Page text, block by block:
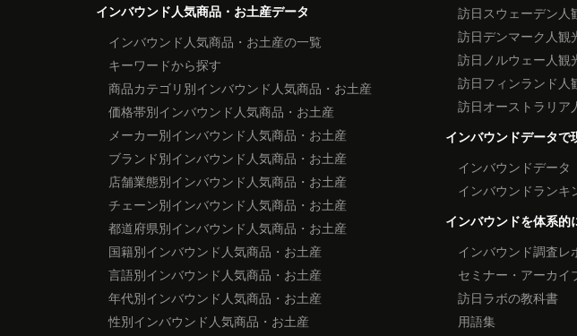
インバウンド人気商品・お土産データ
インバウンド人気商品・お土産の一覧
キーワードから探す
商品カテゴリ別インバウンド人気商品・お土産
価格帯別インバウンド人気商品・お土産
メーカー別インバウンド人気商品・お土産
ブランド別インバウンド人気商品・お土産
店舗業態別インバウンド人気商品・お土産
チェーン別インバウンド人気商品・お土産
都道府県別インバウンド人気商品・お土産
国籍別インバウンド人気商品・お土産
言語別インバウンド人気商品・お土産
年代別インバウンド人気商品・お土産
性別インバウンド人気商品・お土産
訪日スウェーデン人
訪日デンマーク人観
訪日ノルウェー人観
訪日フィンランド人
訪日オーストラリア
インバウンドデータで
インバウンドデータ
インバウンドランキ
インバウンドを体系的
インバウンド調査レ
セミナー・アーカイ
訪日ラボの教科書
用語集